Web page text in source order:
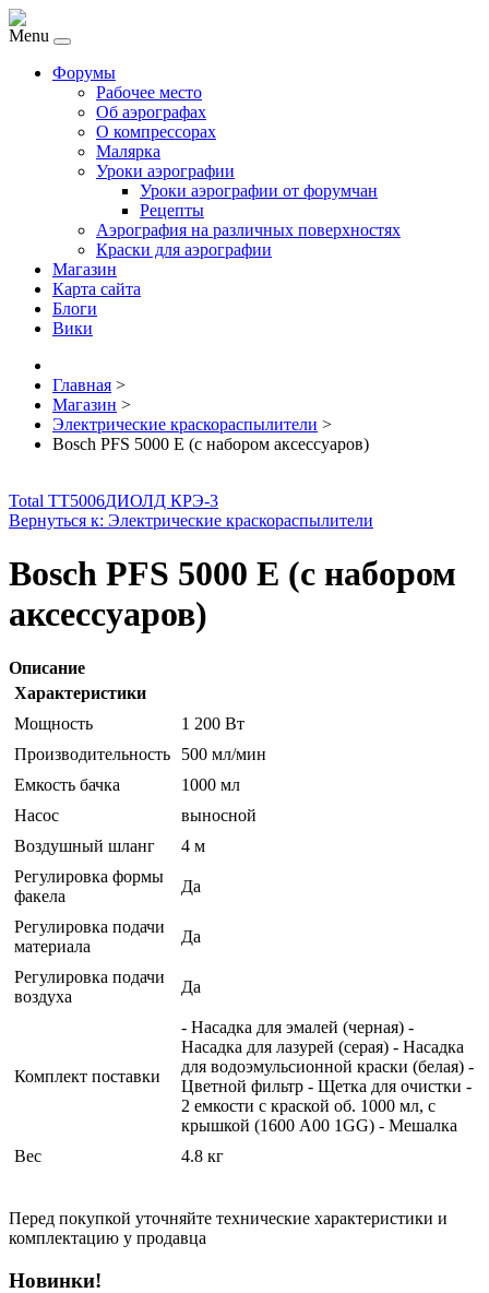
Menu
Форумы
Рабочее место
Об аэрографах
О компрессорах
Малярка
Уроки аэрографии
Уроки аэрографии от форумчан
Рецепты
Аэрография на различных поверхностях
Краски для аэрографии
Магазин
Карта сайта
Блоги
Вики
Главная >
Магазин >
Электрические краскораспылители >
Bosch PFS 5000 E (c набором аксессуаров)
Total TT5006ДИОЛД КРЭ-3
Вернуться к: Электрические краскораспылители
Bosch PFS 5000 E (c набором
аксессуаров)
Описание
Характеристики
Мощность
1 200 Вт
Производительность
500 мл/мин
Емкость бачка
1000 мл
Насос
выносной
Воздушный шланг
4 м
Регулировка формы
факела
Да
Регулировка подачи
материала
Да
Регулировка подачи
воздуха
Да
Комплект поставки
- Насадка для эмалей (черная) -
Насадка для лазурей (серая) - Насадка
для водоэмульсионной краски (белая) -
Цветной фильтр - Щетка для очистки -
2 емкости с краской об. 1000 мл, с
крышкой (1600 A00 1GG) - Мешалка
Вес
4.8 кг
Перед покупкой уточняйте технические характеристики и
комплектацию у продавца
Новинки!